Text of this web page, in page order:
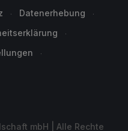
Datenerhebung
mbH | Alle Rechte